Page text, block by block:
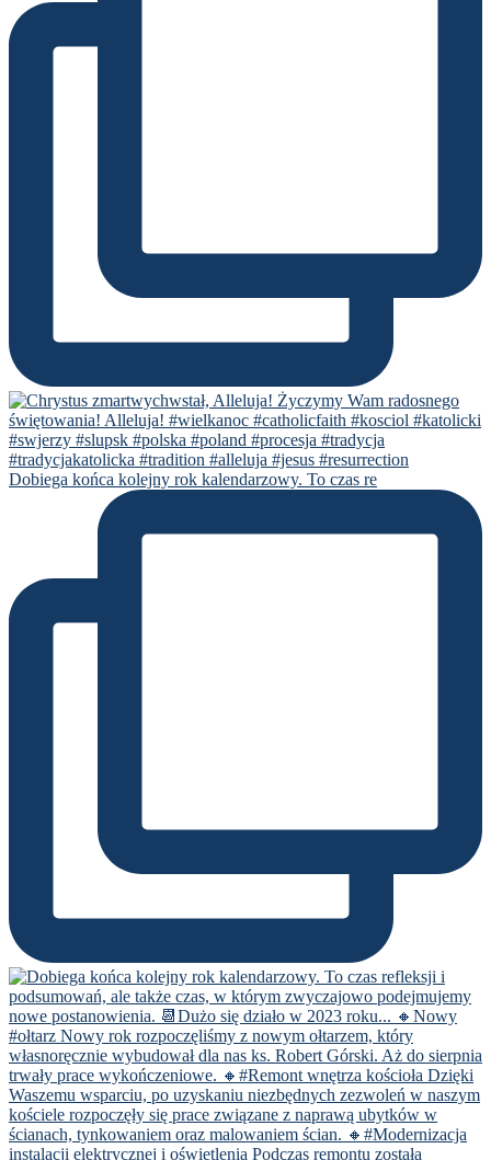
Dobiega końca kolejny rok kalendarzowy. To czas re